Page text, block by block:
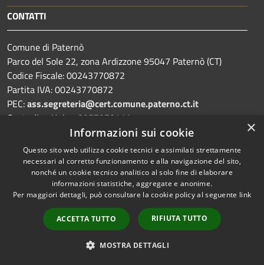
CONTATTI
Comune di Paternò
Parco del Sole 22, zona Ardizzone 95047 Paternò (CT)
Codice Fiscale: 00243770872
Partita IVA: 00243770872
PEC:ass.segreteria@cert.comune.paterno.ct.it
Centralino Unico: 0957970111
Prenotazione appuntamento
Segnalazione disservizio
Leggi le FAQ
Richiesta assistenza
×
Informazioni sui cookie
Questo sito web utilizza cookie tecnici e assimilati strettamente
necessari al corretto funzionamento e alla navigazione del sito,
nonché un cookie tecnico analitico al solo fine di elaborare
informazioni statistiche, aggregate e anonime.
Per maggiori dettagli, può consultare la cookie policy al seguente link
ACCETTA TUTTO RIFIUTA TUTTO
MOSTRA DETTAGLI